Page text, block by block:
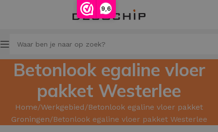
9,6
Betonlook egaline vloer
pakket Westerlee
Home Werkgebied Betonlook egaline vloer pakket
Groningen Betonlook egaline vloer pakket Westerlee